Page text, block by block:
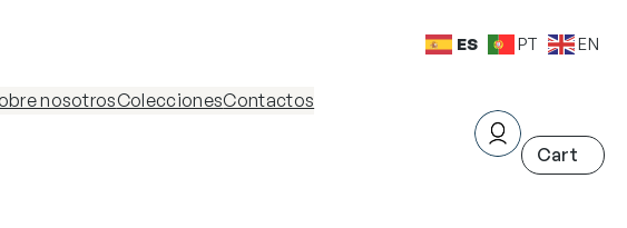
nosotrosColeccionesContactos
ES PT EN